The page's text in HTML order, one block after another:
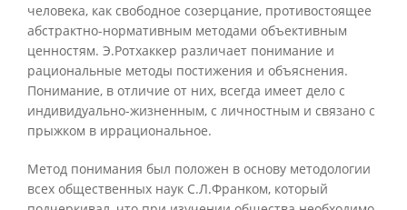
человека, как свободное созерцание, противостоящее
абстрактно-нормативным методами объективным
ценностям. Э.Ротхаккер различает понимание и
рациональные методы постижения и объяснения.
Понимание, в отличие от них, всегда имеет дело с
индивидуально-жизненным, с личностным и связано с
прыжком в иррациональное.
Метод понимания был положен в основу методологии
всех общественных наук С.Л.Франком, который